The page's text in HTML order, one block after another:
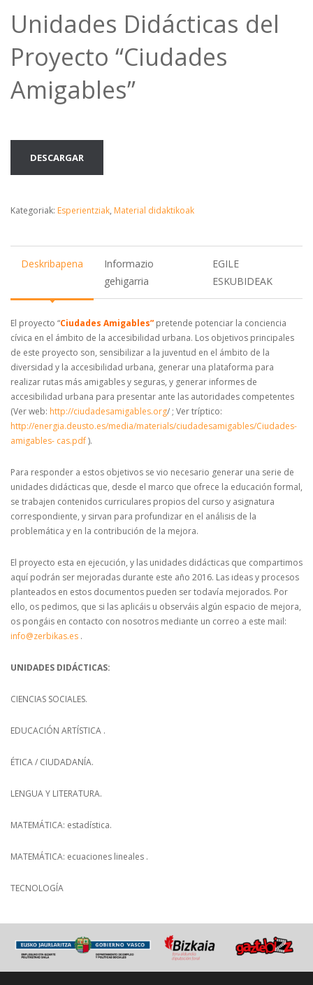
Unidades Didácticas del
Proyecto “Ciudades
Amigables”
DESCARGAR
Kategoriak: Esperientziak, Material didaktikoak
Deskribapena
Informazio
gehigarria
EGILE
ESKUBIDEAK
El proyecto “Ciudades Amigables” pretende potenciar la conciencia
cívica en el ámbito de la accesibilidad urbana. Los objetivos principales
de este proyecto son, sensibilizar a la juventud en el ámbito de la
diversidad y la accesibilidad urbana, generar una plataforma para
realizar rutas más amigables y seguras, y generar informes de
accesibilidad urbana para presentar ante las autoridades competentes
(Ver web: http://ciudadesamigables.org/ ; Ver tríptico:
http://energia.deusto.es/media/materials/ciudadesamigables/Ciudades-
amigables- cas.pdf).
Para responder a estos objetivos se vio necesario generar una serie de
unidades didácticas que, desde el marco que ofrece la educación formal,
se trabajen contenidos curriculares propios del curso y asignatura
correspondiente, y sirvan para profundizar en el análisis de la
problemática y en la contribución de la mejora.
El proyecto esta en ejecución, y las unidades didácticas que compartimos
aquí podrán ser mejoradas durante este año 2016. Las ideas y procesos
planteados en estos documentos pueden ser todavía mejorados. Por
ello, os pedimos, que si las aplicáis u observáis algún espacio de mejora,
os pongáis en contacto con nosotros mediante un correo a este mail:
info@zerbikas.es .
UNIDADES DIDÁCTICAS:
CIENCIAS SOCIALES.
EDUCACIÓN ARTÍSTICA .
ÉTICA / CIUDADANÍA.
LENGUA Y LITERATURA.
MATEMÁTICA: estadística.
MATEMÁTICA: ecuaciones lineales .
TECNOLOGÍA